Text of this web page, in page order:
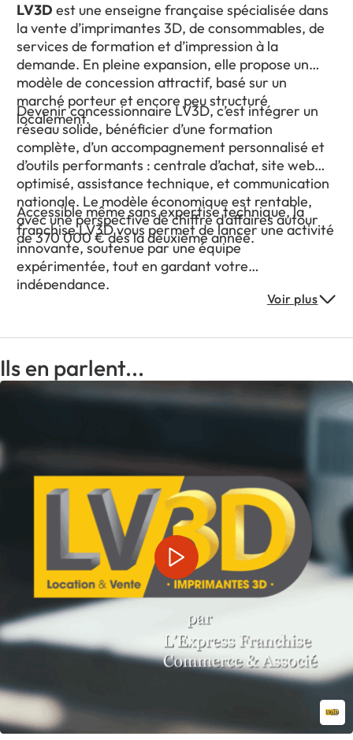
LV3D est une enseigne française spécialisée dans
la vente d’imprimantes 3D, de consommables, de
services de formation et d’impression à la
demande. En pleine expansion, elle propose un
modèle de concession attractif, basé sur un
marché porteur et encore peu structuré
localement.
Devenir concessionnaire LV3D, c’est intégrer un
réseau solide, bénéficier d’une formation
complète, d’un accompagnement personnalisé et
d’outils performants : centrale d’achat, site web
optimisé, assistance technique, et communication
nationale. Le modèle économique est rentable,
avec une perspective de chiffre d’affaires autour
de 370 000 € dès la deuxième année.
Accessible même sans expertise technique, la
franchise LV3D vous permet de lancer une activité
innovante, soutenue par une équipe
expérimentée, tout en gardant votre
indépendance.
Voir plus
Ils en parlent...